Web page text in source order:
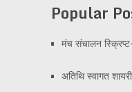
Popular
मंच संचालन
अतिथि स्वागत